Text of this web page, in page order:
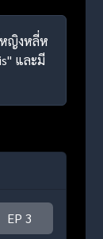
หญิงหลี่ห
และมี
EP 3